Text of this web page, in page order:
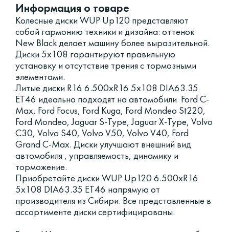
Информация о товаре
Колесные диски WUP Up120 представляют
собой гармонию техники и дизайна: оттенок
New Black делает машину более выразительной.
Диски 5x108 гарантируют правильную
установку и отсутствие трения с тормозными
элементами.
Литые диски R16 6.500xR16 5x108 DIA63.35
ET46 идеально подходят на автомобили Ford C-
Max, Ford Focus, Ford Kuga, Ford Mondeo St220,
Ford Mondeo, Jaguar S-Type, Jaguar X-Type, Volvo
C30, Volvo S40, Volvo V50, Volvo V40, Ford
Grand C-Max. Диски улучшают внешний вид
автомобиля , управляемость, динамику и
торможение.
Приобретайте диски WUP Up120 6.500xR16
5x108 DIA63.35 ET46 напрямую от
производителя из Сибири. Все представленные в
ассортименте диски сертифицированы.